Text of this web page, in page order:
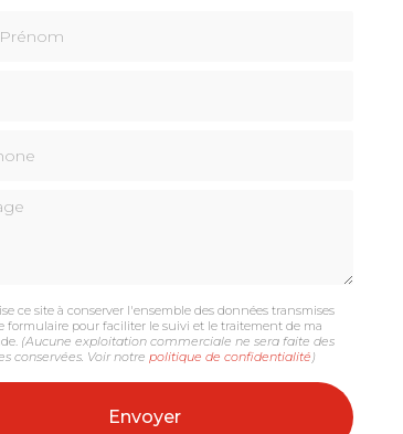
ce site à conserver l'ensemble des données transmises
formulaire pour faciliter le suivi et le traitement de ma
(Aucune exploitation commerciale ne sera faite des
conservées. Voir notre politique de confidentialité )